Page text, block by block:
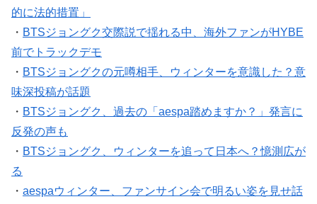
的に法的措置」
・ BTSジョングク交際説で揺れる中、海外ファンがHYBE
前でトラックデモ
・ BTSジョングクの元噂相手、ウィンターを意識した？意
味深投稿が話題
・ BTSジョングク、過去の「aespa踏めますか？」発言に
反発の声も
・ BTSジョングク、ウィンターを追って日本へ？憶測広が
る
・ aespaウィンター、ファンサイン会で明るい姿を見せ話